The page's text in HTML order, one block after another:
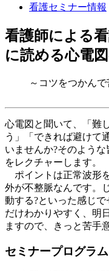
看護セミナー情報
看護師による
に読める心電図
～コツをつかん
心電図と聞いて、「難
う」「できれば避けて
いませんか?そのよう
をレクチャーします。
ポイントは正常波形
外が不整脈なんです。
動する?といった感じ
だけわかりやすく、明
ますので、きっと苦手
セミナープログラム